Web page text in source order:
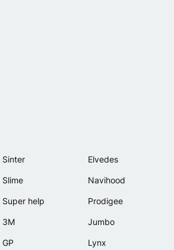
Sinter
Slime
Super help
3M
GP
Elvedes
Navihood
Prodigee
Jumbo
Lynx